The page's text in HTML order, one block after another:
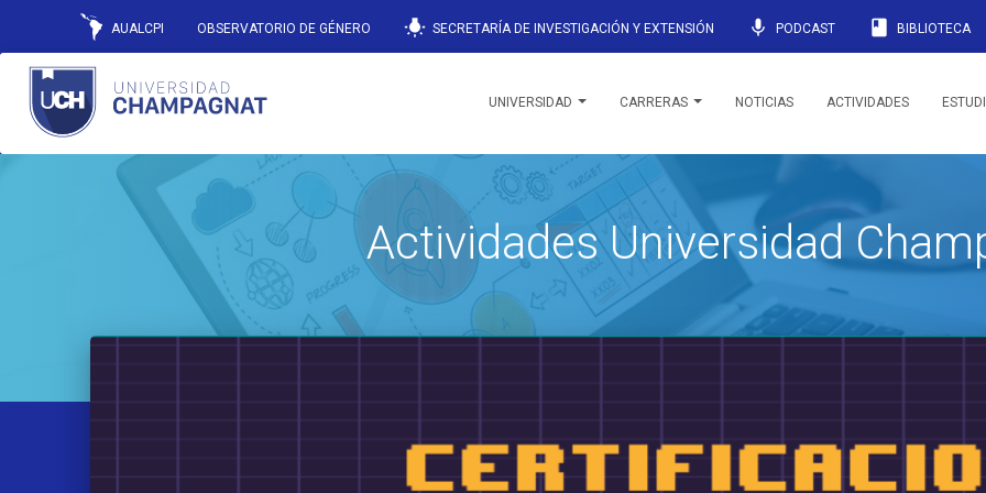
AUALCPI OBSERVATORIO DE GÉNERO wb_incandescent SECRETARÍA DE INVESTIGACIÓN Y EXTENSIÓN mic PODCAST book BIBLIOTECA
UNIVERSIDAD CARRERAS NOTICIAS ACTIVIDADES
Actividades Universidad